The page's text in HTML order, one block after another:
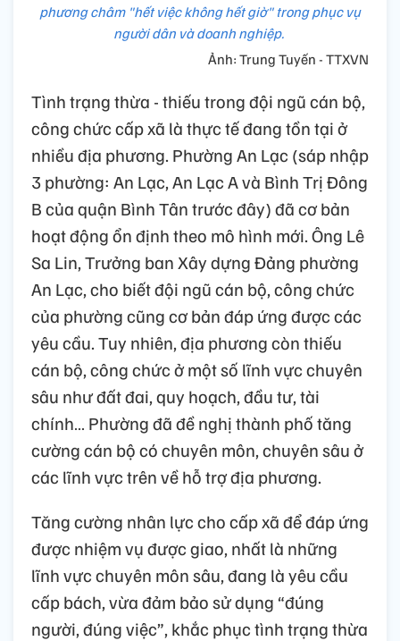
phương châm "hết việc không hết giờ" trong phục vụ
người dân và doanh nghiệp.
Ảnh: Trung Tuyến - TTXVN
Tình trạng thừa - thiếu trong đội ngũ cán bộ,
công chức cấp xã là thực tế đang tồn tại ở
nhiều địa phương. Phường An Lạc (sáp nhập
3 phường: An Lạc, An Lạc A và Bình Trị Đông
B của quận Bình Tân trước đây) đã cơ bản
hoạt động ổn định theo mô hình mới. Ông Lê
Sa Lin, Trưởng ban Xây dựng Đảng phường
An Lạc, cho biết đội ngũ cán bộ, công chức
của phường cũng cơ bản đáp ứng được các
yêu cầu. Tuy nhiên, địa phương còn thiếu
cán bộ, công chức ở một số lĩnh vực chuyên
sâu như đất đai, quy hoạch, đầu tư, tài
chính… Phường đã đề nghị thành phố tăng
cường cán bộ có chuyên môn, chuyên sâu ở
các lĩnh vực trên về hỗ trợ địa phương.
Tăng cường nhân lực cho cấp xã để đáp ứng
được nhiệm vụ được giao, nhất là những
lĩnh vực chuyên môn sâu, đang là yêu cầu
cấp bách, vừa đảm bảo sử dụng “đúng
người, đúng việc”, khắc phục tình trạng thừa